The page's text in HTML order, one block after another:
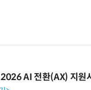
AI 전환(AX) 지원